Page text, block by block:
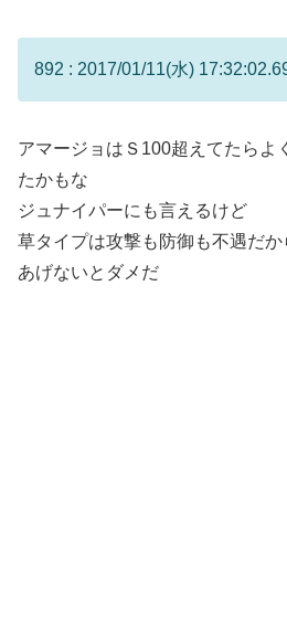
892 : 2017/01/11(水)
アマージョはＳ100超えてたらよ
たかもな
ジュナイパーにも言えるけど
草タイプは攻撃も防御も不遇だ
あげないとダメだ